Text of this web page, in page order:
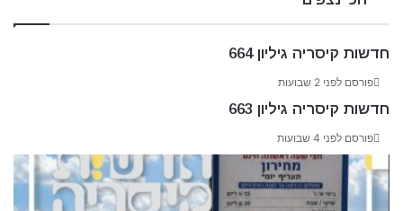
חדשות קיסריה גיליון 664
פורסם לפני 2 שבועות
חדשות קיסריה גיליון 663
פורסם לפני 4 שבועות